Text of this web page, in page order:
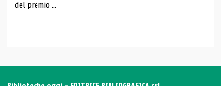
del premio ...